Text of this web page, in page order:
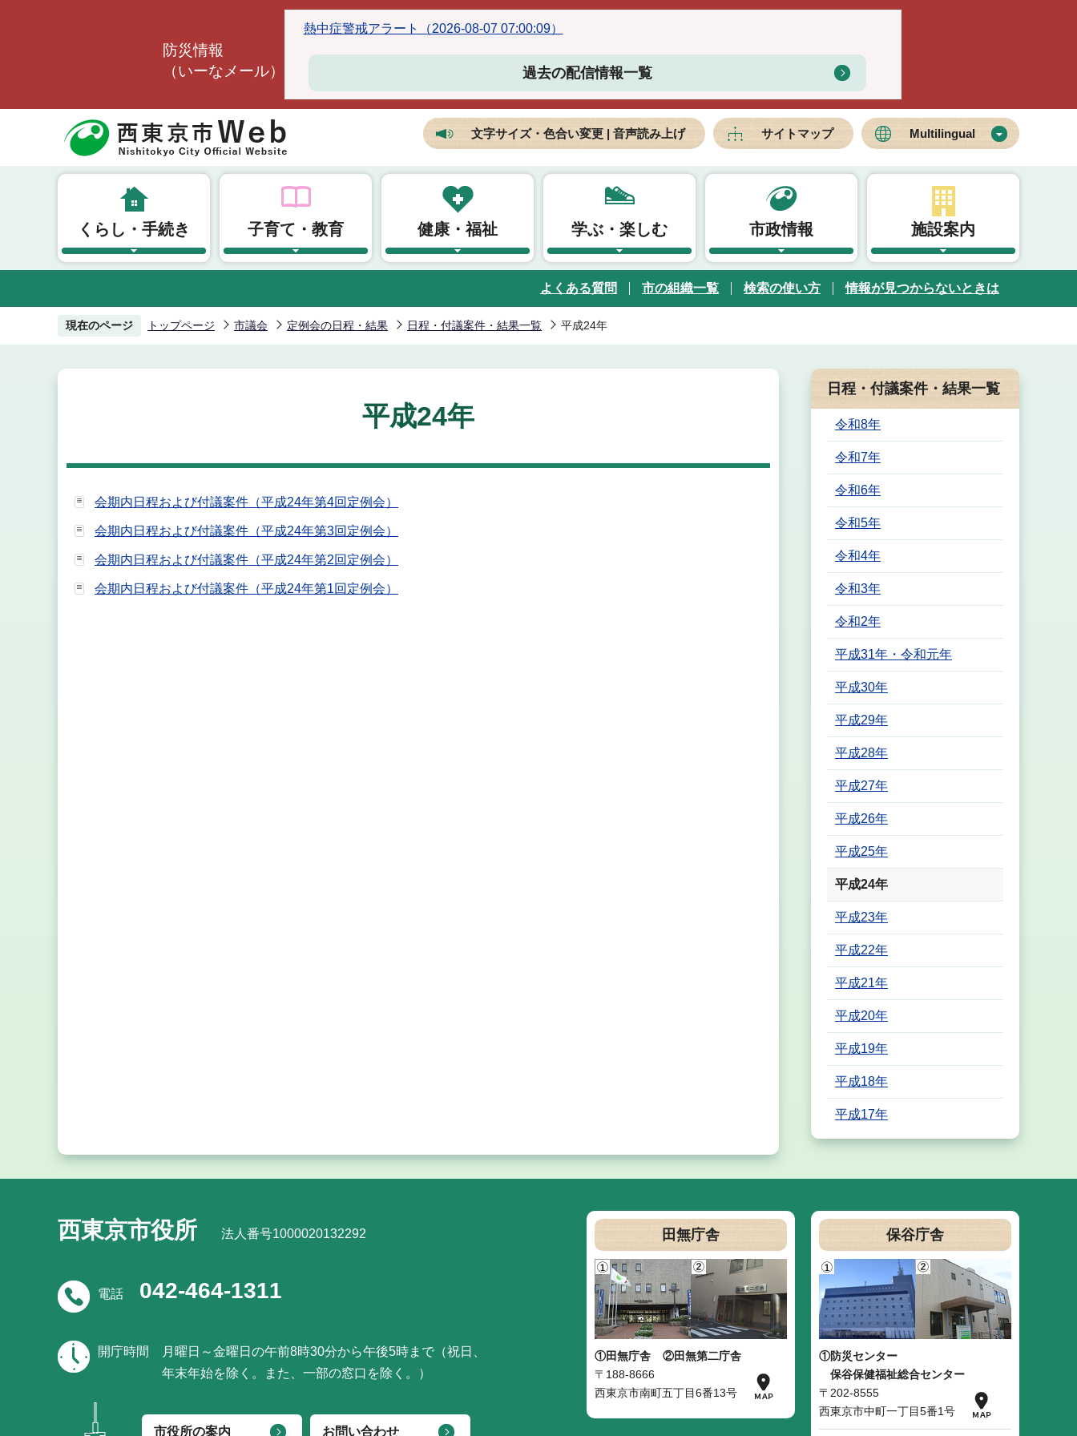
防災情報
（いーなメール）
熱中症警戒アラート（2026-08-07 07:00:09）
過去の配信情報一覧
文字サイズ・色合い変更 | 音声読み上げ サイトマップ Multilingual
くらし・手続き 子育て・教育 健康・福祉 学ぶ・楽しむ 市政情報 施設案内
よくある質問 市の組織一覧 検索の使い方 情報が見つからないときは
現在のページ トップページ 市議会 定例会の日程・結果 日程・付議案件・結果一覧 平成24年
平成24年
会期内日程および付議案件（平成24年第4回定例会）
会期内日程および付議案件（平成24年第3回定例会）
会期内日程および付議案件（平成24年第2回定例会）
会期内日程および付議案件（平成24年第1回定例会）
日程・付議案件・結果一覧
令和8年
令和7年
令和6年
令和5年
令和4年
令和3年
令和2年
平成31年・令和元年
平成30年
平成29年
平成28年
平成27年
平成26年
平成25年
平成24年
平成23年
平成22年
平成21年
平成20年
平成19年
平成18年
平成17年
西東京市役所 法人番号1000020132292
電話 042-464-1311
開庁時間
月曜日～金曜日の午前8時30分から午後5時まで（祝日、
年末年始を除く。また、一部の窓口を除く。）
市役所の案内 お問い合わせ
田無庁舎
①田無庁舎
②田無第二庁舎
〒188-8666
西東京市南町五丁目6番13号
保谷庁舎
①防災センター
保谷保健福祉総合センター
〒202-8555
西東京市中町一丁目5番1号